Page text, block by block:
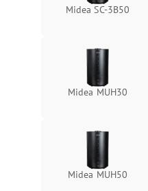
Midea SC-3B50
Midea MUH30
Midea MUH50